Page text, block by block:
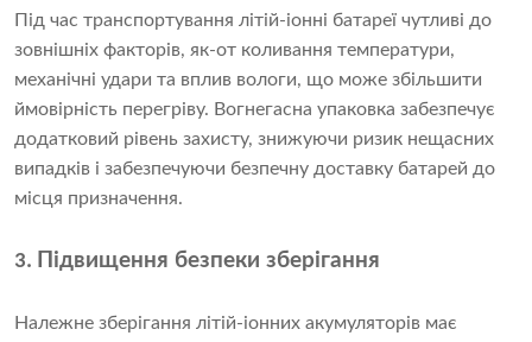
Під час транспортування літій-іонні батареї чутливі до
зовнішніх факторів, як-от коливання температури,
механічні удари та вплив вологи, що може збільшити
ймовірність перегріву. Вогнегасна упаковка забезпечує
додатковий рівень захисту, знижуючи ризик нещасних
випадків і забезпечуючи безпечну доставку батарей до
місця призначення.
3. Підвищення безпеки зберігання
Належне зберігання літій-іонних акумуляторів має